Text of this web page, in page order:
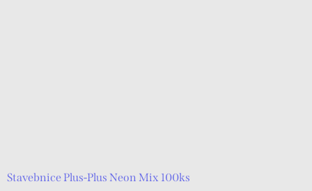
Stavebnice Plus-Plus Neon Mix 100ks